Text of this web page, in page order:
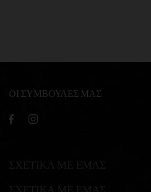
ΟΙ ΣΥΜΒΟΥΛΕΣ ΜΑΣ